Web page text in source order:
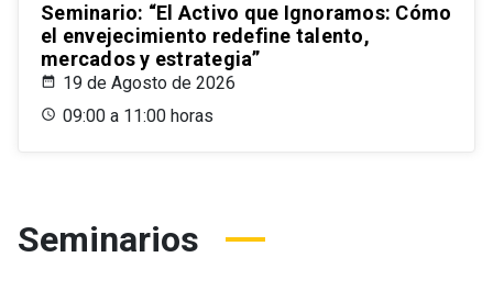
Seminario: “El Activo que Ignoramos: Cómo
el envejecimiento redefine talento,
mercados y estrategia”
19 de Agosto de 2026
09:00 a 11:00 horas
Seminarios